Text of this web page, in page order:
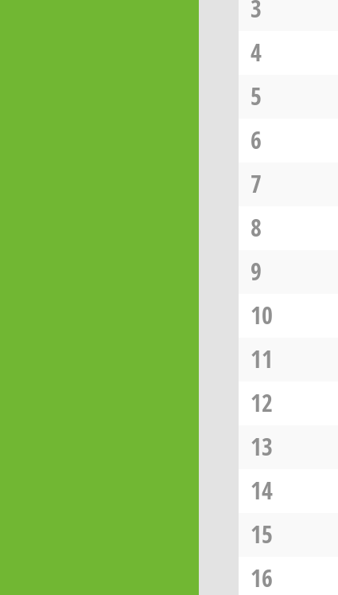
3
4
5
6
7
8
9
10
11
12
13
14
15
16